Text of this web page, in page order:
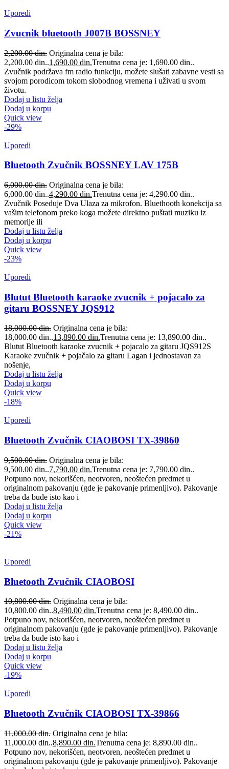
Uporedi
Zvucnik bluetooth J007B BOSSNEY
2,200.00din. Originalna cena je bila:
2,200.00 din..1,690.00 din.Trenutna cena je: 1,690.00 din..
Zvučnik podržava fm radio funkciju, možete slušati zabavne vesti sa
svojom porodicom tokom slobodnog vremena i uživati u svom
životu.
Dodaj u listu želja
Dodaj u korpu
Quick view
-29%
Uporedi
Bluetooth Zvučnik BOSSNEY LAV 175B
6,000.00din. Originalna cena je bila:
6,000.00 din..4,290.00 din.Trenutna cena je: 4,290.00 din..
Zvučnik Poseduje Dva Ulaza za mikrofon. Bluethooth konekcija sa
vašim telefonom preko koga možete direktno puštati muziku iz
memorije ili
Dodaj u listu želja
Dodaj u korpu
Quick view
-23%
Uporedi
Blutut Bluetooth karaoke zvucnik + pojacalo za
gitaru BOSSNEY JQS912
18,000.00din. Originalna cena je bila:
18,000.00 din..13,890.00 din.Trenutna cena je: 13,890.00 din..
Blutut Bluetooth karaoke zvucnik + pojacalo za gitaru JQS912S
Karaoke zvučnik + pojačalo za gitaru Lagan i jednostavan za
nošenje,
Dodaj u listu želja
Dodaj u korpu
Quick view
-18%
Uporedi
Bluetooth Zvučnik CIAOBOSI TX-39860
9,500.00din. Originalna cena je bila:
9,500.00 din..7,790.00 din.Trenutna cena je: 7,790.00 din..
Potpuno nov, nekorišćen, neotvoren, neoštećen predmet u
originalnom pakovanju (gde je pakovanje primenljivo). Pakovanje
treba da bude isto kao i
Dodaj u listu želja
Dodaj u korpu
Quick view
-21%
Uporedi
Bluetooth Zvučnik CIAOBOSI
10,800.00din. Originalna cena je bila:
10,800.00 din..8,490.00 din.Trenutna cena je: 8,490.00 din..
Potpuno nov, nekorišćen, neotvoren, neoštećen predmet u
originalnom pakovanju (gde je pakovanje primenljivo). Pakovanje
treba da bude isto kao i
Dodaj u listu želja
Dodaj u korpu
Quick view
-19%
Uporedi
Bluetooth Zvučnik CIAOBOSI TX-39866
11,000.00din. Originalna cena je bila:
11,000.00 din..8,890.00 din.Trenutna cena je: 8,890.00 din..
Potpuno nov, nekorišćen, neotvoren, neoštećen predmet u
originalnom pakovanju (gde je pakovanje primenljivo). Pakovanje